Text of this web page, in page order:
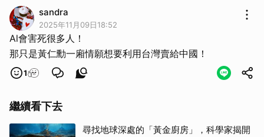
sandra
2025年11月09日18:52
Al會害死很多人！
那只是黃仁勳一廂情願想要利用台灣賣給中國！
1
繼續看下去
尋找地球深處的「黃金廚房」，科學家揭開